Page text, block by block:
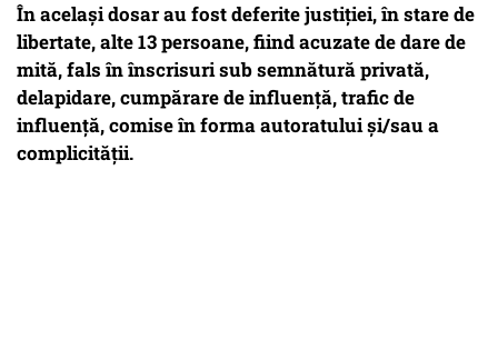
În acelaşi dosar au fost deferite justiţiei, în stare de
libertate, alte 13 persoane, fiind acuzate de dare de
mită, fals în înscrisuri sub semnătură privată,
delapidare, cumpărare de influenţă, trafic de
influenţă, comise în forma autoratului şi/sau a
complicităţii.